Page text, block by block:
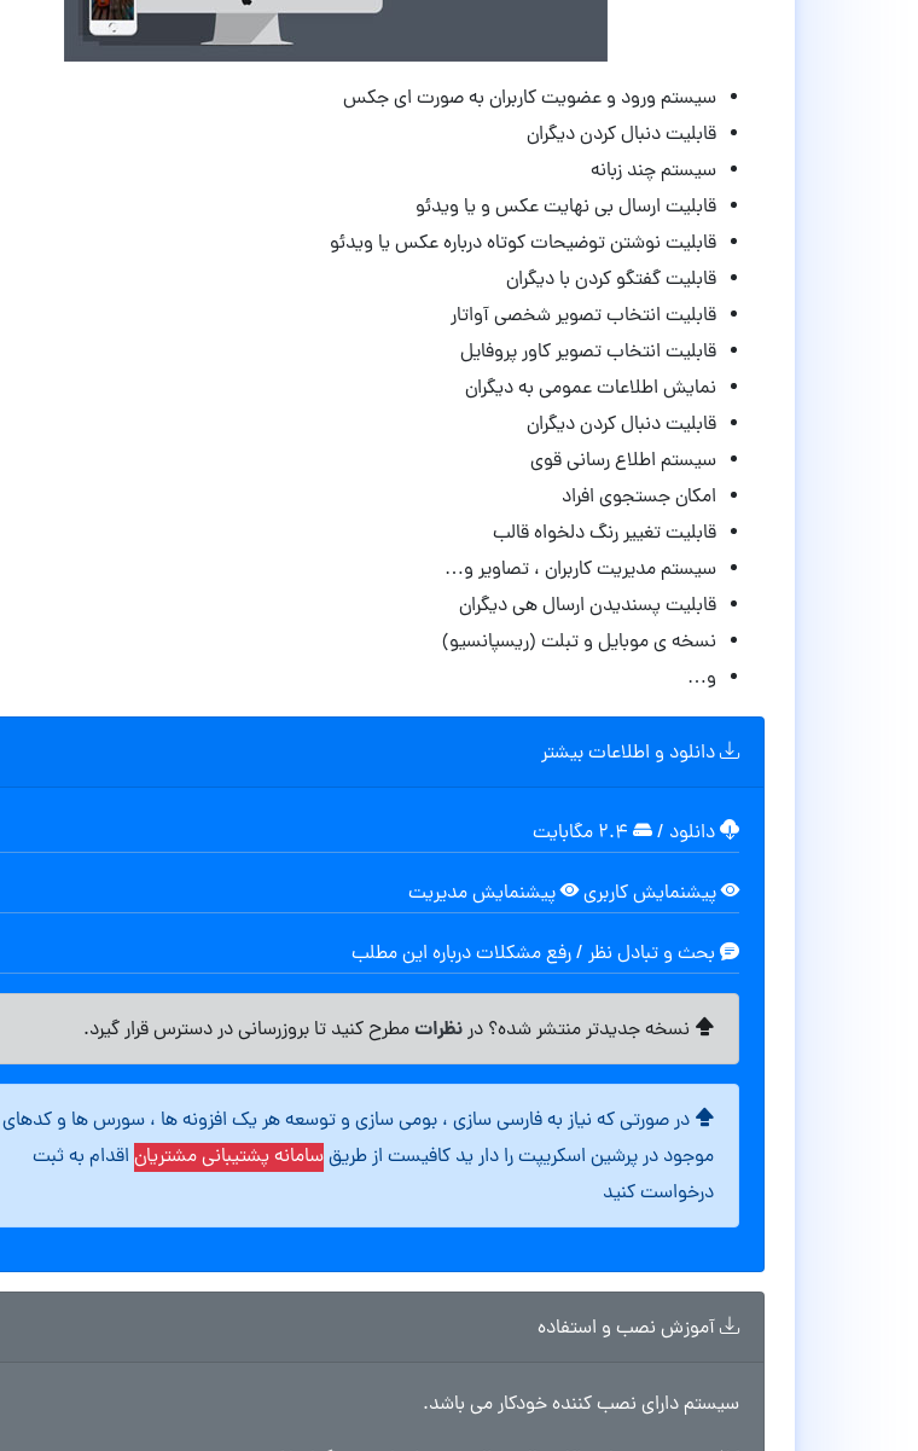
سیستم ورود و عضویت کاربران به صورت ای جکس
قابلیت دنبال کردن دیگران
سیستم چند زبانه
قابلیت ارسال بی نهایت عکس و یا ویدئو
قابلیت نوشتن توضیحات کوتاه درباره عکس یا ویدئو
قابلیت گفتگو کردن با دیگران
قابلیت انتخاب تصویر شخصی آواتار
قابلیت انتخاب تصویر کاور پروفایل
نمایش اطلاعات عمومی به دیگران
قابلیت دنبال کردن دیگران
سیستم اطلاع رسانی قوی
امکان جستجوی افراد
قابلیت تغییر رنگ دلخواه قالب
سیستم مدیریت کاربران ، تصاویر و…
قابلیت پسندیدن ارسال هی دیگران
نسخه ی موبایل و تبلت (ریسپانسیو)
و…
دانلود و اطلاعات بیشتر
دانلود /
پیشنمایش کاربری پیشنمایش مدیریت
بحث و تبادل نظر / رفع مشکلات درباره این مطلب
نسخه جدیدتر منتشر شده؟ درنظراتمطرح کنید تا بروزرسانی در دسترس قرار گیرد.
در صورتی که نیاز به فارسی سازی ، بومی سازی و توسعه هر یک افزونه ها ، سورس ها و کدهای
موجود در پرشین اسکریپت را دار ید کافیست از طریقسامانه پشتیبانی مشتریان اقدام به ثبت
درخواست کنید
آموزش نصب و استفاده
سیستم دارای نصب کننده خودکار می باشد.